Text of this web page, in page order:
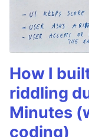
How I
riddling
Minutes
coding)